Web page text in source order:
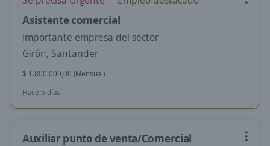
Asistente comercial
Importante empresa del sector
Girón, Santander
$ 1.800.000,00 (Mensual)
Hace 5 días
Auxiliar punto de venta/Comercial